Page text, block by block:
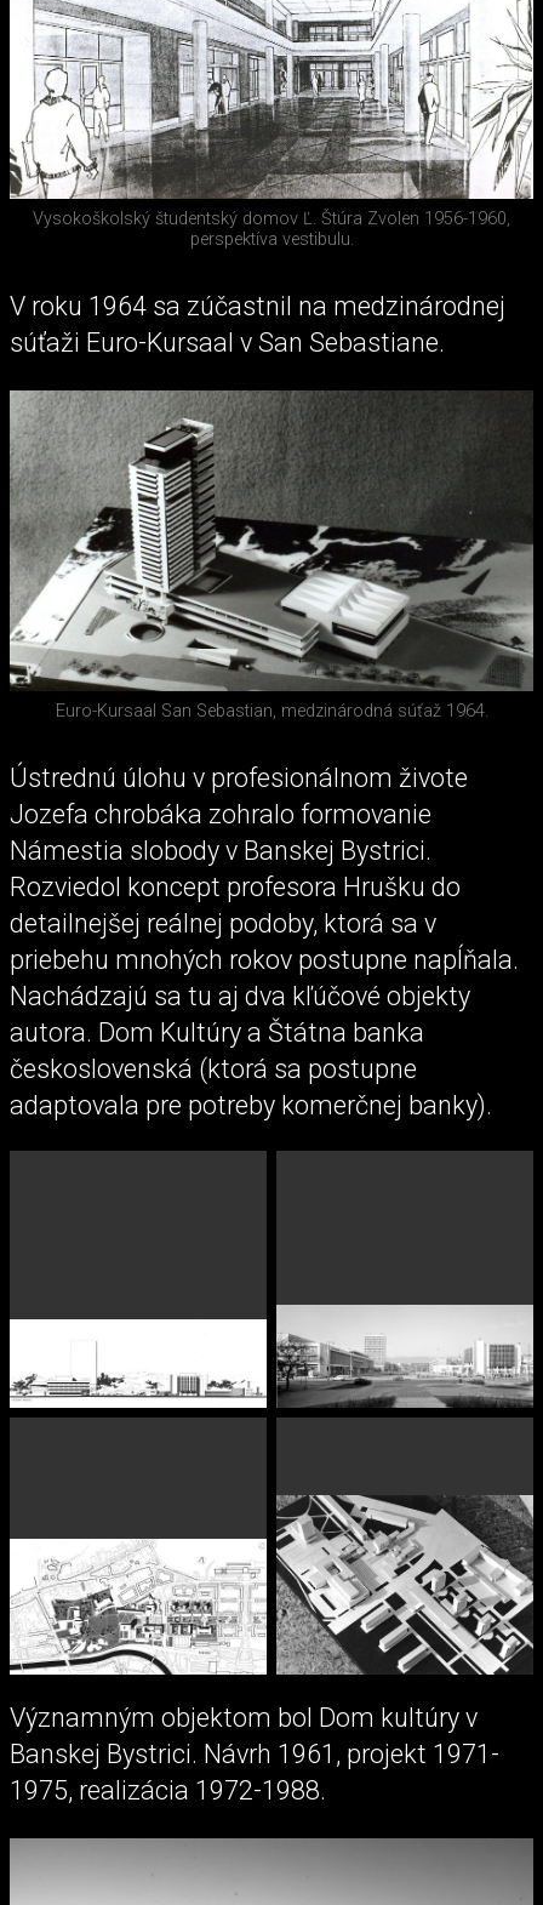
Vysokoškolský študentský domov Ľ. Štúra Zvolen 1956-1960,
perspektíva vestibulu.
V roku 1964 sa zúčastnil na medzinárodnej
súťaži Euro-Kursaal v San Sebastiane.
Euro-Kursaal San Sebastian, medzinárodná súťaž 1964.
Ústrednú úlohu v profesionálnom živote
Jozefa chrobáka zohralo formovanie
Námestia slobody v Banskej Bystrici.
Rozviedol koncept profesora Hrušku do
detailnejšej reálnej podoby, ktorá sa v
priebehu mnohých rokov postupne napĺňala.
Nachádzajú sa tu aj dva kľúčové objekty
autora. Dom Kultúry a Štátna banka
československá (ktorá sa postupne
adaptovala pre potreby komerčnej banky).
Významným objektom bol Dom kultúry v
Banskej Bystrici. Návrh 1961, projekt 1971-
1975, realizácia 1972-1988.